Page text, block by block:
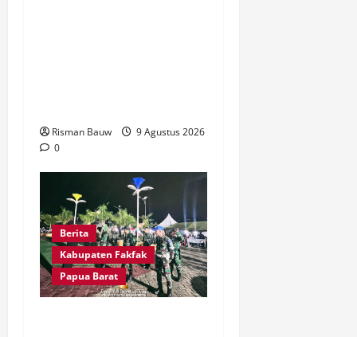
Risman Bauw
9 Agustus 2026
0
Berita
Kabupaten Fakfak
Papua Barat